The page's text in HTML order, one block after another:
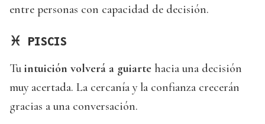
entre personas con capacidad de decisión.
♓ PISCIS
Tu intuición volverá a guiarte hacia una decisión
muy acertada. La cercanía y la confianza crecerán
gracias a una conversación.